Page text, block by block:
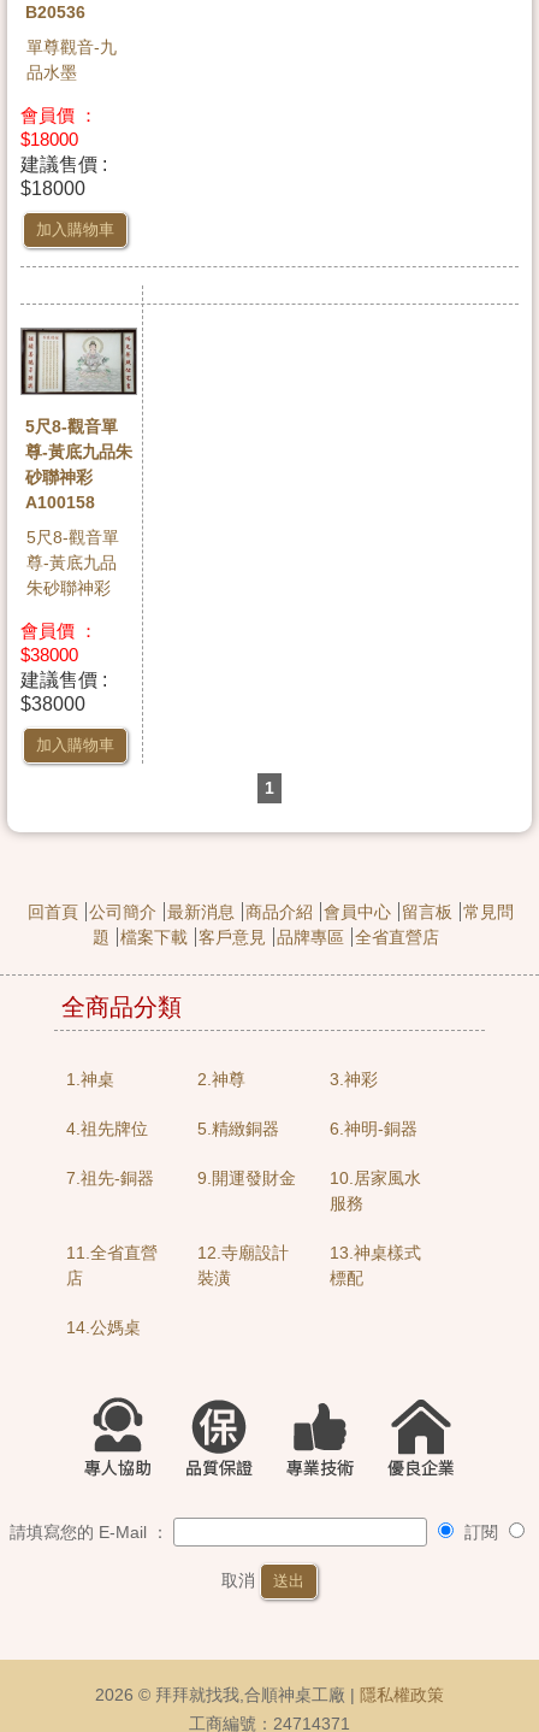
B20536
單尊觀音-九
品水墨
會員價 ：
$18000
建議售價 :
$18000
加入購物車
5尺8-觀音單
尊-黃底九品朱
砂聯神彩
A100158
5尺8-觀音單
尊-黃底九品
朱砂聯神彩
會員價 ：
$38000
建議售價 :
$38000
加入購物車
1
回首頁 公司簡介 最新消息 商品介紹 會員中心 留言板
常見問
題
檔案下載 客戶意見 品牌專區 全省直營店
全商品分類
1.神桌 2.神尊 3.神彩
4.祖先牌位 5.精緻銅器 6.神明-銅器
7.祖先-銅器 9.開運發財金
10.居家風水
服務
11.全省直營
店
12.寺廟設計
裝潢
13.神桌樣式
標配
14.公媽桌
請填寫您的 E-Mail ： 訂閱
取消 送出
2026 © 拜拜就找我,合順神桌工廠 | 隱私權政策
工商編號：24714371